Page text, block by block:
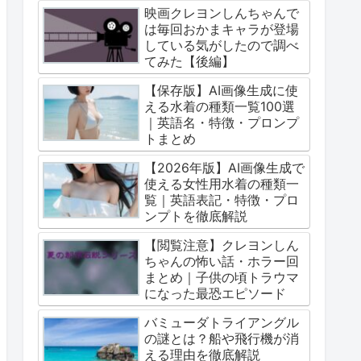
映画クレヨンしんちゃんで
は毎回おかまキャラが登場
している気がしたので調べ
てみた【後編】
【保存版】AI画像生成に使
える水着の種類一覧100選
｜英語名・特徴・プロンプ
トまとめ
【2026年版】AI画像生成で
使える女性用水着の種類一
覧｜英語表記・特徴・プロ
ンプトを徹底解説
【閲覧注意】クレヨンしん
ちゃんの怖い話・ホラー回
まとめ｜子供の頃トラウマ
になった最恐エピソード
バミューダトライアングル
の謎とは？船や飛行機が消
える理由を徹底解説